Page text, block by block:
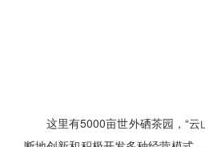
这里有5000亩世外硒茶园，“云